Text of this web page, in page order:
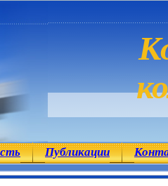
Публикации